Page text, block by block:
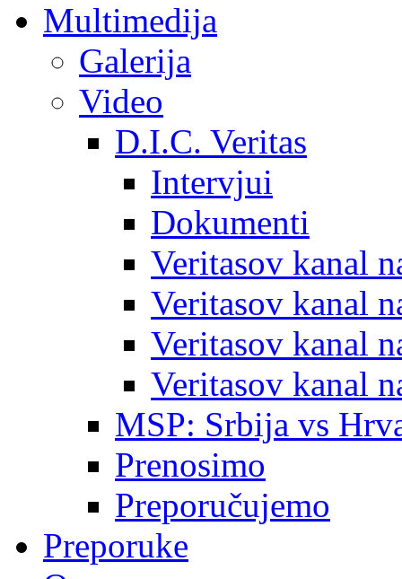
Multimedija
Galerija
Video
D.I.C. Veritas
Intervjui
Dokumenti
Veritasov kanal
Veritasov kanal
Veritasov kanal
Veritasov kanal
MSP: Srbija vs
Prenosimo
Preporučujemo
Preporuke